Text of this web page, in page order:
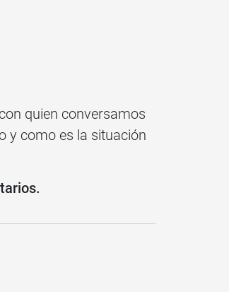
con quien conversamos
y como es la situación